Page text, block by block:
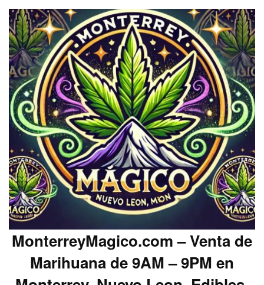
MonterreyMagico.com – Venta de
Marihuana de 9AM – 9PM en